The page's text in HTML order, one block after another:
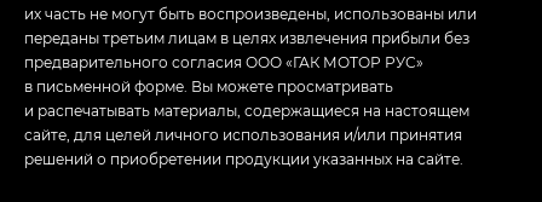
их часть не могут быть воспроизведены, использованы или
переданы третьим лицам в целях извлечения прибыли без
предварительного согласия ООО «ГАК МОТОР РУС»
в письменной форме. Вы можете просматривать
и распечатывать материалы, содержащиеся на настоящем
сайте, для целей личного использования и/или принятия
решений о приобретении продукции указанных на сайте.